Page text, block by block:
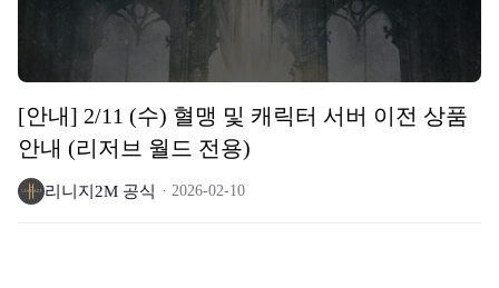
[안내] 2/11 (수) 혈맹 및 캐릭터 서버 이전 상품
안내 (리저브 월드 전용)
리니지2M 공식 2026-02-10